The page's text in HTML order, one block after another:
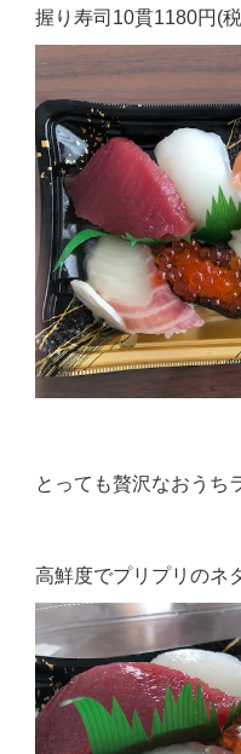
握り寿司10貫1180円(税
とっても贅沢なおうち
高鮮度でプリプリのネ